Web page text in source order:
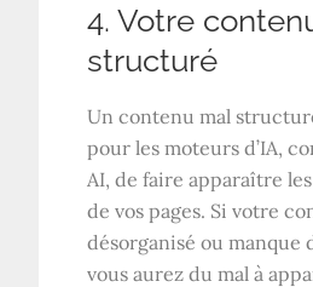
4. Votre
structuré
Un contenu mal
pour les moteurs d’IA,
AI, de faire apparaître
de vos pages. Si votre
désorganisé ou manque
vous aurez du mal à